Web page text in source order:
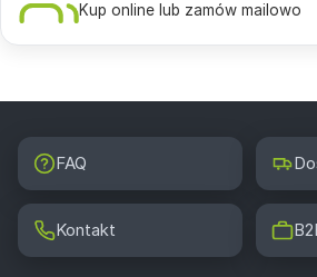
Kup online lub zamów mailowo
FAQ
Kontakt